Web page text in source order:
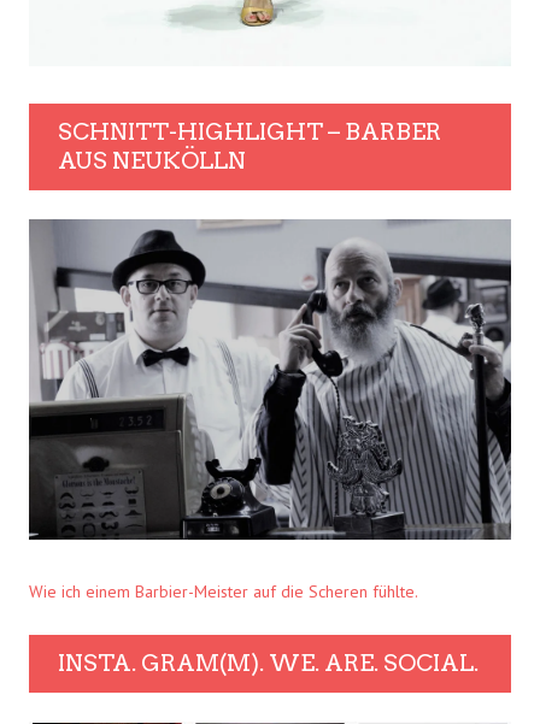
SCHNITT-HIGHLIGHT – BARBER
AUS NEUKÖLLN
Wie ich einem Barbier-Meister auf die Scheren fühlte.
INSTA. GRAM(M). WE. ARE. SOCIAL.